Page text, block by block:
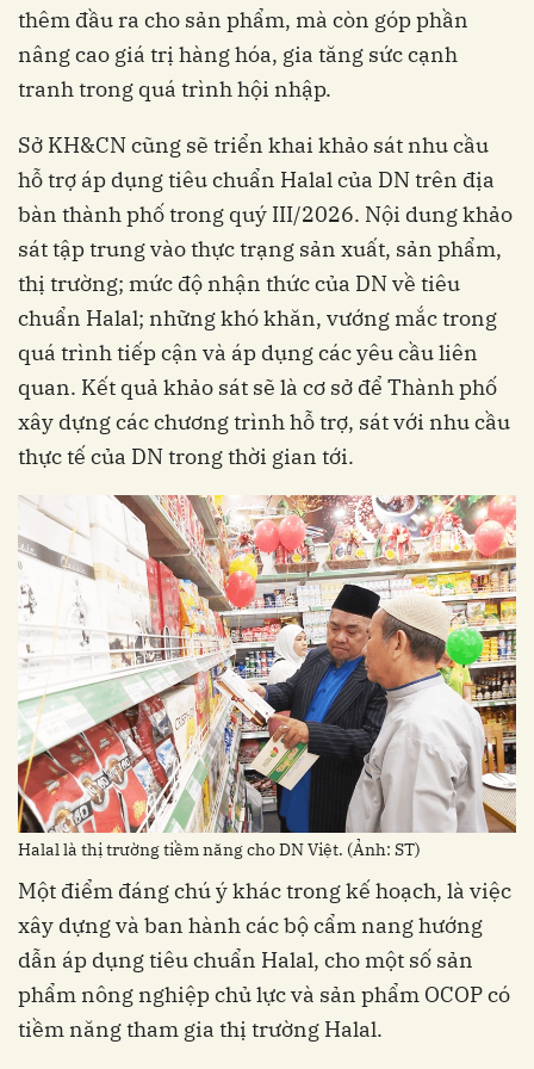
thêm đầu ra cho sản phẩm, mà còn góp phần
nâng cao giá trị hàng hóa, gia tăng sức cạnh
tranh trong quá trình hội nhập.
Sở KH&CN cũng sẽ triển khai khảo sát nhu cầu
hỗ trợ áp dụng tiêu chuẩn Halal của DN trên địa
bàn thành phố trong quý III/2026. Nội dung khảo
sát tập trung vào thực trạng sản xuất, sản phẩm,
thị trường; mức độ nhận thức của DN về tiêu
chuẩn Halal; những khó khăn, vướng mắc trong
quá trình tiếp cận và áp dụng các yêu cầu liên
quan. Kết quả khảo sát sẽ là cơ sở để Thành phố
xây dựng các chương trình hỗ trợ, sát với nhu cầu
thực tế của DN trong thời gian tới.
Halal là thị trường tiềm năng cho DN Việt. (Ảnh: ST)
Một điểm đáng chú ý khác trong kế hoạch, là việc
xây dựng và ban hành các bộ cẩm nang hướng
dẫn áp dụng tiêu chuẩn Halal, cho một số sản
phẩm nông nghiệp chủ lực và sản phẩm OCOP có
tiềm năng tham gia thị trường Halal.